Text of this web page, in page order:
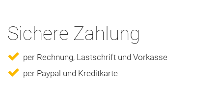
Sichere Zahlung
per Rechnung, Lastschrift und Vorkasse
per Paypal und Kreditkarte